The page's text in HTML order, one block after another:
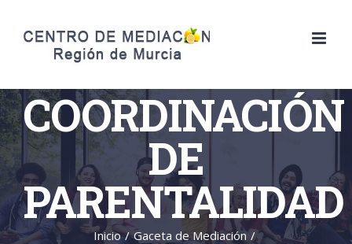
contenido
COORDINACIÓN
DE
PARENTALIDAD
Inicio / Gaceta de Mediación /